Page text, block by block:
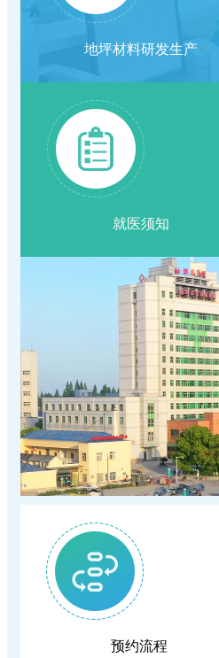
费标准调整为三级医院标
关于美容整形类医疗服
单位和价格的公示
关于新增干眼熏蒸治疗等
关于新增（修订）医疗服
正规合法的网赌网站住院
正规合法的网赌网站(五
关于退还门诊预交金的通
正规合法的网赌网站关
格的公示
正规合法的网赌网站关
医疗服务项目的价格公示
年度护理管理委员会首次
我院第十期临床思享会圆
就医更省心！我院推出"
手续病区一站办结
正规的网赌网站2026年7
（专科）耐磨环保地坪服
正规的网赌网站2026年6
（专科）耐磨环保地坪服
暑假换"新颜"|学生专属肌
惠民政策|住院分娩基本
规的网赌网站全面实施
守住钱袋子 护好幸福家|
法金融宣传月活动
浓情端午暖病房 医患相
复盘蓄力提质 深耕护理
年度护理管理委员会首次
我院第十期临床思享会圆
赋能临床高质量发展
端午养生｜循古法智慧，
就医更省心！我院推出"
地坪材料研发生产
就医须知
预约流程